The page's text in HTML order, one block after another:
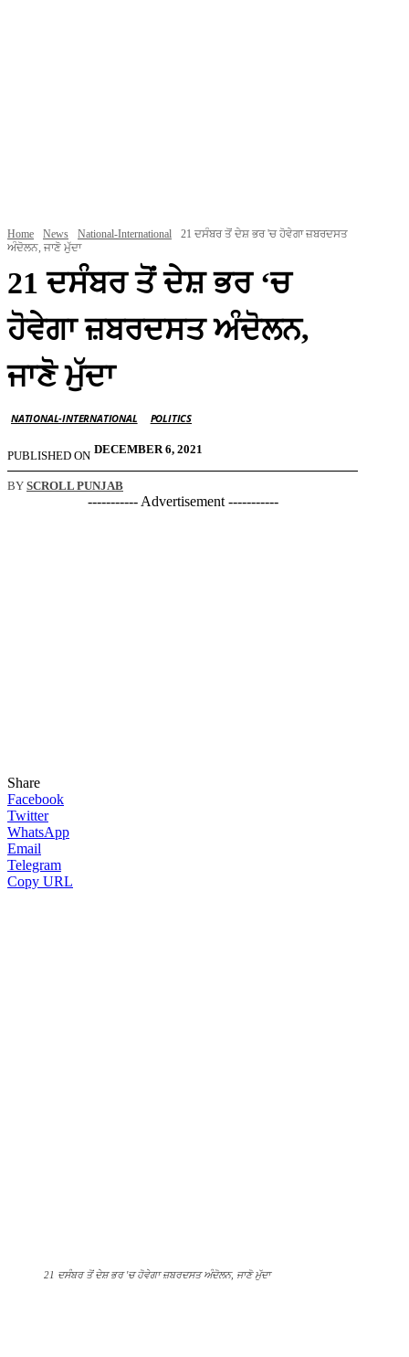
Home News National-International
21 ਦਸੰਬਰ ਤੋਂ ਦੇਸ਼ ਭਰ 'ਚ ਹੋਵੇਗਾ ਜ਼ਬਰਦਸਤ
ਅੰਦੋਲਨ, ਜਾਣੋ ਮੁੱਦਾ
21 ਦਸੰਬਰ ਤੋਂ ਦੇਸ਼ ਭਰ ‘ਚ
ਹੋਵੇਗਾ ਜ਼ਬਰਦਸਤ ਅੰਦੋਲਨ,
ਜਾਣੋ ਮੁੱਦਾ
NATIONAL-INTERNATIONAL POLITICS
PUBLISHED ON DECEMBER 6, 2021
BY SCROLL PUNJAB
----------- Advertisement -----------
Share
Facebook
Twitter
WhatsApp
Email
Telegram
Copy URL
21 ਦਸੰਬਰ ਤੋਂ ਦੇਸ਼ ਭਰ 'ਚ ਹੋਵੇਗਾ ਜ਼ਬਰਦਸਤ ਅੰਦੋਲਨ, ਜਾਣੋ ਮੁੱਦਾ